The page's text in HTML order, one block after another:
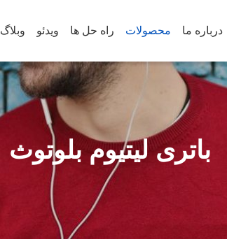
درباره ما محصولات راه حل ها ویدئو وبلاگ
باتری لیتیوم بلوتوث